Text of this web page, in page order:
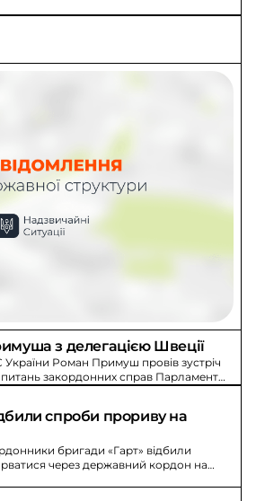
з делегацією Швеції
Роман Примуш провів зустріч
питань закордонних справ Парламенту
спроби прориву на
бригади «Гарт» відбили
через державний кордон на